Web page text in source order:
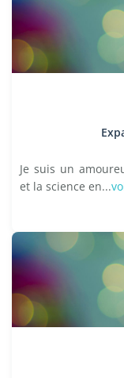
Je suis un
et la science en...